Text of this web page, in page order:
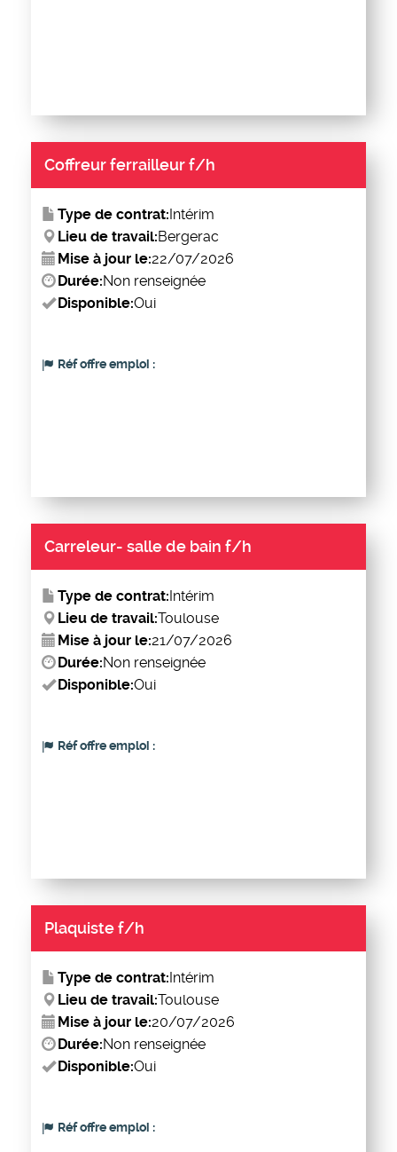
Coffreur ferrailleur f/h
Type de contrat:Intérim
Lieu de travail:Bergerac
Mise à jour le:22/07/2026
Durée:Non renseignée
Disponible:Oui
Réf offre emploi :
Carreleur- salle de bain f/h
Type de contrat:Intérim
Lieu de travail:Toulouse
Mise à jour le:21/07/2026
Durée:Non renseignée
Disponible:Oui
Réf offre emploi :
Plaquiste f/h
Type de contrat:Intérim
Lieu de travail:Toulouse
Mise à jour le:20/07/2026
Durée:Non renseignée
Disponible:Oui
Réf offre emploi :